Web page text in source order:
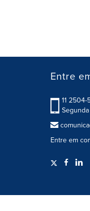
Entre
11 2504-
Entre em